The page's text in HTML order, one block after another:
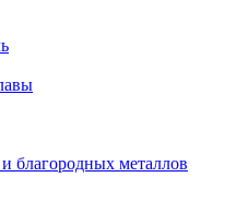
благородных металлов